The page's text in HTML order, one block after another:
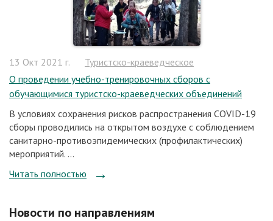
13 Окт 2021 г.
Туристско-краеведческое
О проведении учебно-тренировочных сборов с
обучающимися туристско-краеведческих объединений
В условиях сохранения рисков распространения COVID-19
сборы проводились на открытом воздухе с соблюдением
санитарно-противоэпидемических (профилактических)
мероприятий. ...
Читать полностью
Новости по направлениям